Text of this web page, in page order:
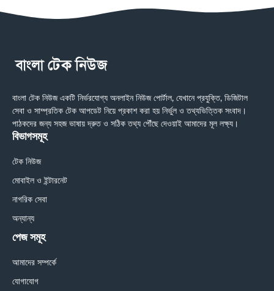
বাংলা টেক নিউজ একটি নির্ভরযোগ্য অনলাইন নিউজ পোর্টাল, যেখানে প্রযুক্তি, ডিজিটাল
সেবা ও সাম্প্রতিক টেক আপডেট নিয়ে প্রকাশ করা হয় নির্ভুল ও তথ্যভিত্তিক সংবাদ।
পাঠকদের জন্য সহজ ভাষায় দ্রুত ও সঠিক তথ্য পৌঁছে দেওয়াই আমাদের মূল লক্ষ্য।
বিভাগসমূহ
টেক নিউজ
মোবাইল ও ইন্টারনেট
নাগরিক সেবা
অন্যান্য
পেজ সমূহ
আমাদের সম্পর্কে
যোগাযোগ